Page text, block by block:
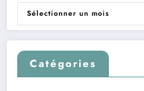
Archives
Catégories